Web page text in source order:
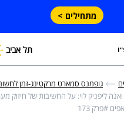
מתחילים >
תל אביב
גופמנס סמארט מרקטינג-זמן
ליפניק לוי: על החשיבות של חיזוק
#פרק 173